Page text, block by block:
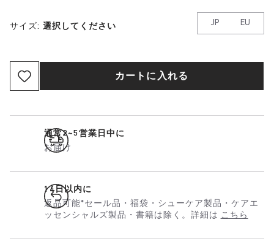
サイズ: 選択してください JP EU
カートに入れる
通常2~5営業日中に
お届け
14日以内に
返品可能*セール品・福袋・シューケア製品・ケアエ
ッセンシャルズ製品・書籍は除く。詳細は こちら